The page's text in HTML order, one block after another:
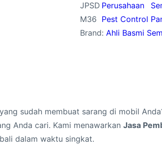
n
t
i
s
a
P
JPSD
M36
Perusahaan
Pest Control
Brand: Ahli Basmi
sudah membuat sarang di mobil
Anda cari. Kami menawarkan Jasa
dalam waktu singkat.